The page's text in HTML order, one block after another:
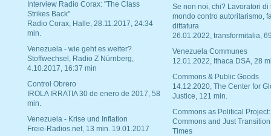
Interview Radio Corax: "The Class
Strikes Back"
Radio Corax, Halle, 28.11.2017, 24:34
min.
Venezuela - wie geht es weiter?
Stoffwechsel, Radio Z Nürnberg,
4.10.2017, 16:37 min
Control Obrero
IROLA IRRATIA 30 de enero de 2017, 58
min.
Venezuela - Krise und Inflation
Freie-Radios.net, 13 min. 19.01.2017
Se non noi, chi? Lavoratori di
mondo contro autoritarismo,
dittatura
26.01.2022, transformitalia,
Venezuela Communes
12.01.2022, Ithaca DSA, 28
Commons & Public Goods
14.12.2020, The Center for
Justice, 121 min.
Commons as Political Project:
Commons and Just
Times